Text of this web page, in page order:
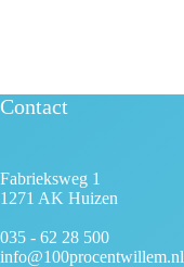
Contact
Fabrieksweg 1
1271 AK Huizen
035 - 62 28 500
info@100procentwillem.nl